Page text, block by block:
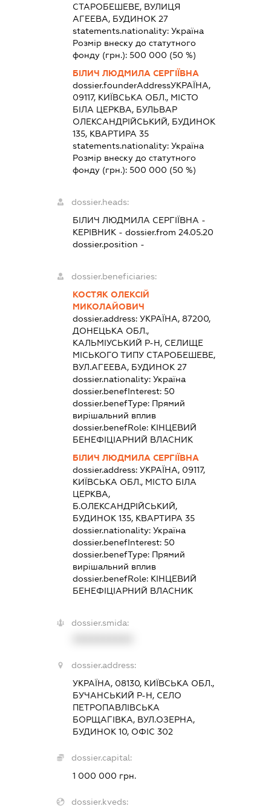
СТАРОБЕШЕВЕ, ВУЛИЦЯ
АГЕЕВА, БУДИНОК 27
statements.nationality: Україна
Розмір внеску до статутного
фонду (грн.): 500 000 (50 %)
БІЛИЧ ЛЮДМИЛА СЕРГІЇВНА
dossier.founderAddressУКРАЇНА,
09117, КИЇВСЬКА ОБЛ., МІСТО
БІЛА ЦЕРКВА, БУЛЬВАР
ОЛЕКСАНДРІЙСЬКИЙ, БУДИНОК
135, КВАРТИРА 35
statements.nationality: Україна
Розмір внеску до статутного
фонду (грн.): 500 000 (50 %)
dossier.heads:
БІЛИЧ ЛЮДМИЛА СЕРГІЇВНА -
КЕРІВНИК - dossier.from 24.05.20
dossier.position -
dossier.beneficiaries:
КОСТЯК ОЛЕКСІЙ
МИКОЛАЙОВИЧ
dossier.address: УКРАЇНА, 87200,
ДОНЕЦЬКА ОБЛ.,
КАЛЬМІУСЬКИЙ Р-Н, СЕЛИЩЕ
МІСЬКОГО ТИПУ СТАРОБЕШЕВЕ,
ВУЛ.АГЕЕВА, БУДИНОК 27
dossier.nationality: Україна
dossier.benefInterest: 50
dossier.benefType: Прямий
вирішальний вплив
dossier.benefRole: КІНЦЕВИЙ
БЕНЕФІЦІАРНИЙ ВЛАСНИК
БІЛИЧ ЛЮДМИЛА СЕРГІЇВНА
dossier.address: УКРАЇНА, 09117,
КИЇВСЬКА ОБЛ., МІСТО БІЛА
ЦЕРКВА,
Б.ОЛЕКСАНДРІЙСЬКИЙ,
БУДИНОК 135, КВАРТИРА 35
dossier.nationality: Україна
dossier.benefInterest: 50
dossier.benefType: Прямий
вирішальний вплив
dossier.benefRole: КІНЦЕВИЙ
БЕНЕФІЦІАРНИЙ ВЛАСНИК
dossier.smida:
dossier.address:
УКРАЇНА, 08130, КИЇВСЬКА ОБЛ.,
БУЧАНСЬКИЙ Р-Н, СЕЛО
ПЕТРОПАВЛІВСЬКА
БОРЩАГІВКА, ВУЛ.ОЗЕРНА,
БУДИНОК 10, ОФІС 302
dossier.capital:
1 000 000 грн.
dossier.kveds: